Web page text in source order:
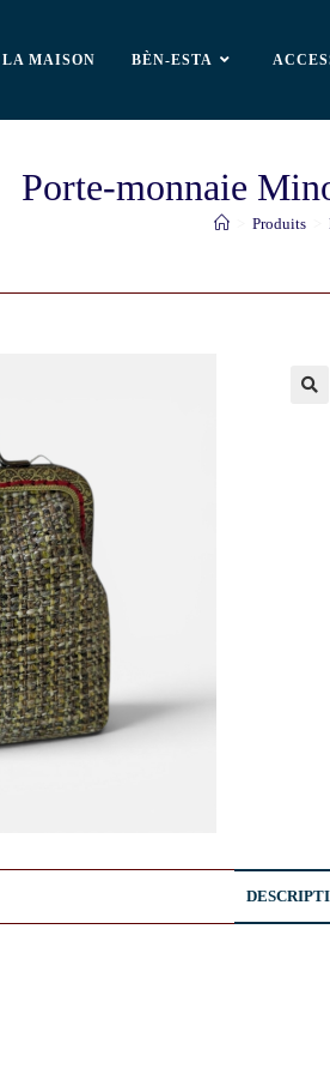
LA MAISON BÈN-ESTA
Porte-monnaie
Produits